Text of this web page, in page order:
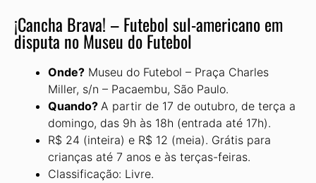
¡Cancha Brava! – Futebol sul-americano em
disputa no Museu do Futebol
Onde? Museu do Futebol – Praça Charles
Miller, s/n – Pacaembu, São Paulo.
Quando? A partir de 17 de outubro, de terça a
domingo, das 9h às 18h (entrada até 17h).
R$ 24 (inteira) e R$ 12 (meia). Grátis para
crianças até 7 anos e às terças-feiras.
Classificação: Livre.